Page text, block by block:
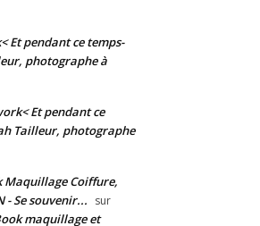
Et pendant ce temps-
photographe à
Et pendant ce
Tailleur, photographe
Maquillage Coiffure,
- Se souvenir... sur
maquillage et